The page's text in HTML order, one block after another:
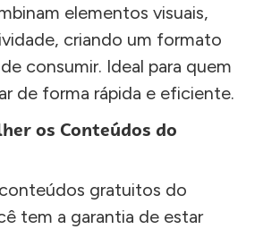
elementos visuais,
criando um formato
consumir. Ideal para quem
de forma rápida e eficiente.
os Conteúdos do
gratuitos do
tem a garantia de estar